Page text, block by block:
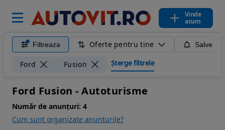
Vinde
acum
Filtreaza Oferte pentru tine
Ford Fusion Șterge filtrele
Ford Fusion - Autoturisme
Număr de anunțuri: 4
Cum sunt organizate anunturile?